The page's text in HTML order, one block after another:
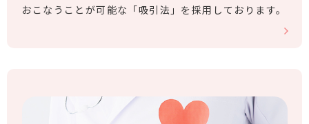
おこなうことが可能な「吸引法」を採用しております。